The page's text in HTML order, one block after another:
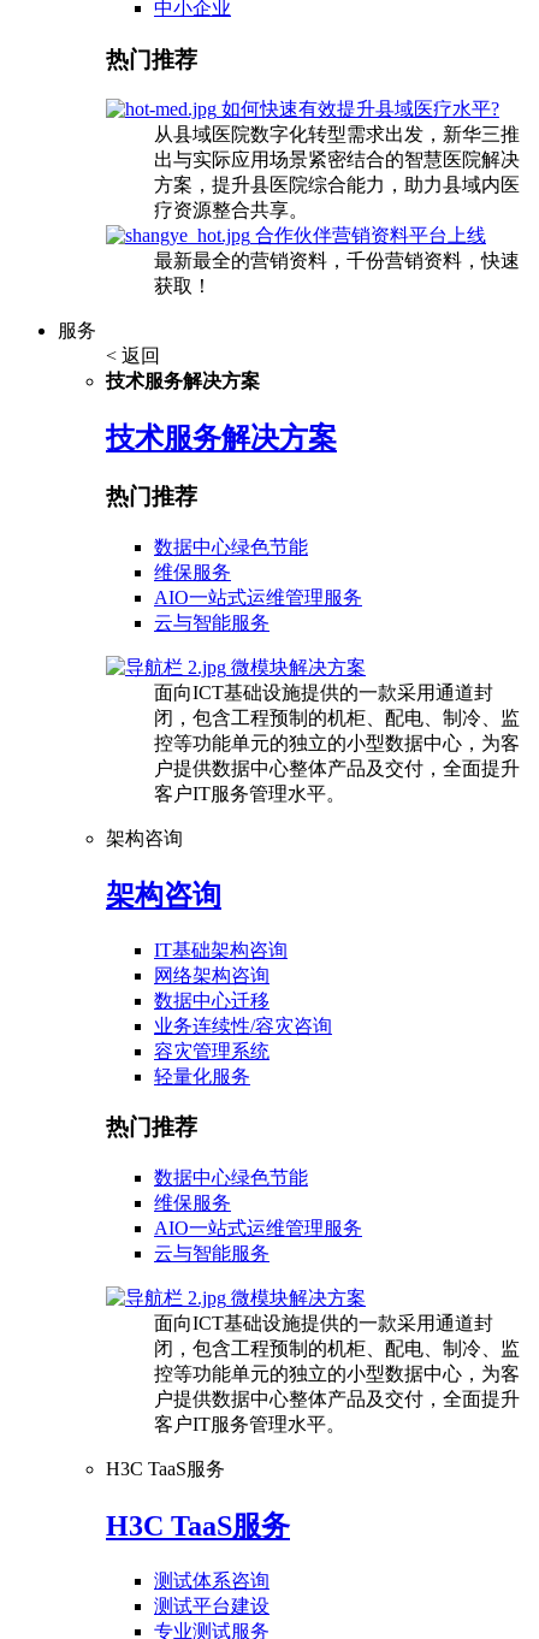
中小企业
热门推荐
如何快速有效提升县域医疗水平?
从县域医院数字化转型需求出发，新华三推
出与实际应用场景紧密结合的智慧医院解决
方案，提升县医院综合能力，助力县域内医
疗资源整合共享。
合作伙伴营销资料平台上线
最新最全的营销资料，千份营销资料，快速
获取！
服务
< 返回
技术服务解决方案
技术服务解决方案
热门推荐
数据中心绿色节能
维保服务
AIO一站式运维管理服务
云与智能服务
微模块解决方案
面向ICT基础设施提供的一款采用通道封
闭，包含工程预制的机柜、配电、制冷、监
控等功能单元的独立的小型数据中心，为客
户提供数据中心整体产品及交付，全面提升
客户IT服务管理水平。
架构咨询
架构咨询
IT基础架构咨询
网络架构咨询
数据中心迁移
业务连续性/容灾咨询
容灾管理系统
轻量化服务
热门推荐
数据中心绿色节能
维保服务
AIO一站式运维管理服务
云与智能服务
微模块解决方案
面向ICT基础设施提供的一款采用通道封
闭，包含工程预制的机柜、配电、制冷、监
控等功能单元的独立的小型数据中心，为客
户提供数据中心整体产品及交付，全面提升
客户IT服务管理水平。
H3C TaaS服务
H3C TaaS服务
测试体系咨询
测试平台建设
专业测试服务